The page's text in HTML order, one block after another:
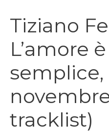
Tiziano
L’amore
semplice,
tracklist)